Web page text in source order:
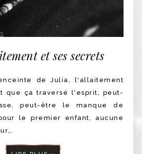
et ses secrets
de Julia, l'allaitement
que ça traversé l'esprit, peut-
peut-être le manque de
le premier enfant, aucune